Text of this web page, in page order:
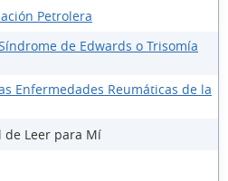
Petrolera
de Edwards o Trisomía
Enfermedades Reumáticas de la
de Leer para Mí